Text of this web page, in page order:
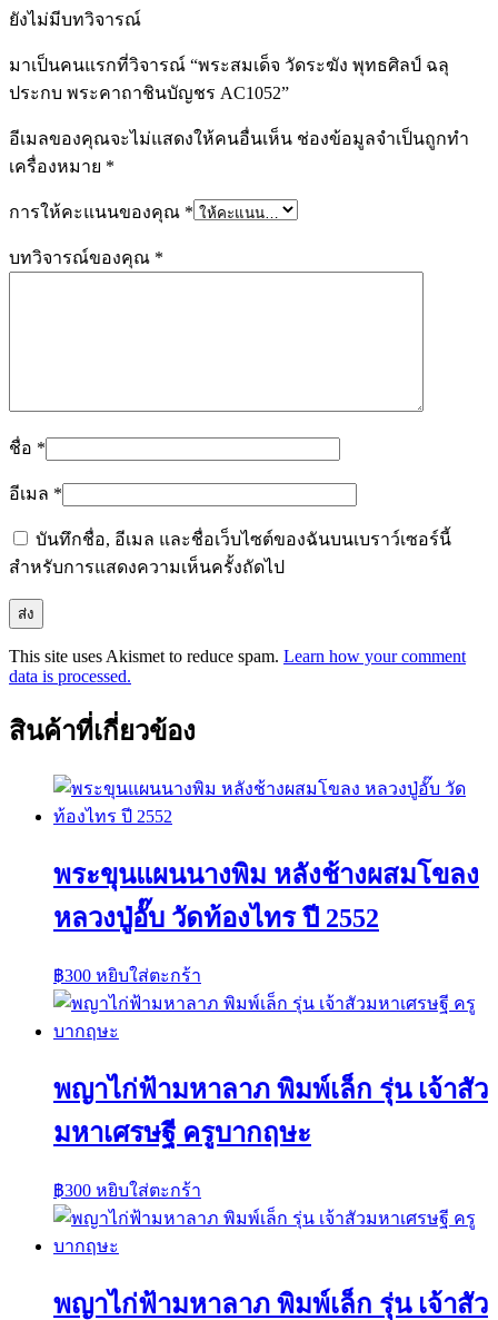
ยังไม่มีบทวิจารณ์
มาเป็นคนแรกที่วิจารณ์ “พระสมเด็จ วัดระฆัง พุทธศิลป์ ฉลุ
ประกบ พระคาถาชินบัญชร AC1052”
อีเมลของคุณจะไม่แสดงให้คนอื่นเห็น ช่องข้อมูลจำเป็นถูกทำ
เครื่องหมาย *
การให้คะแนนของคุณ *
บทวิจารณ์ของคุณ *
ชื่อ *
อีเมล *
บันทึกชื่อ, อีเมล และชื่อเว็บไซต์ของฉันบนเบราว์เซอร์นี้
สำหรับการแสดงความเห็นครั้งถัดไป
This site uses Akismet to reduce spam. Learn how your comment
data is processed.
สินค้าที่เกี่ยวข้อง
พระขุนแผนนางพิม หลังช้างผสมโขลง
หลวงปู่อั๊บ วัดท้องไทร ปี 2552
฿300 หยิบใส่ตะกร้า
พญาไก่ฟ้ามหาลาภ พิมพ์เล็ก รุ่น เจ้าสัว
มหาเศรษฐี ครูบากฤษะ
฿300 หยิบใส่ตะกร้า
พญาไก่ฟ้ามหาลาภ พิมพ์เล็ก รุ่น เจ้าสัว